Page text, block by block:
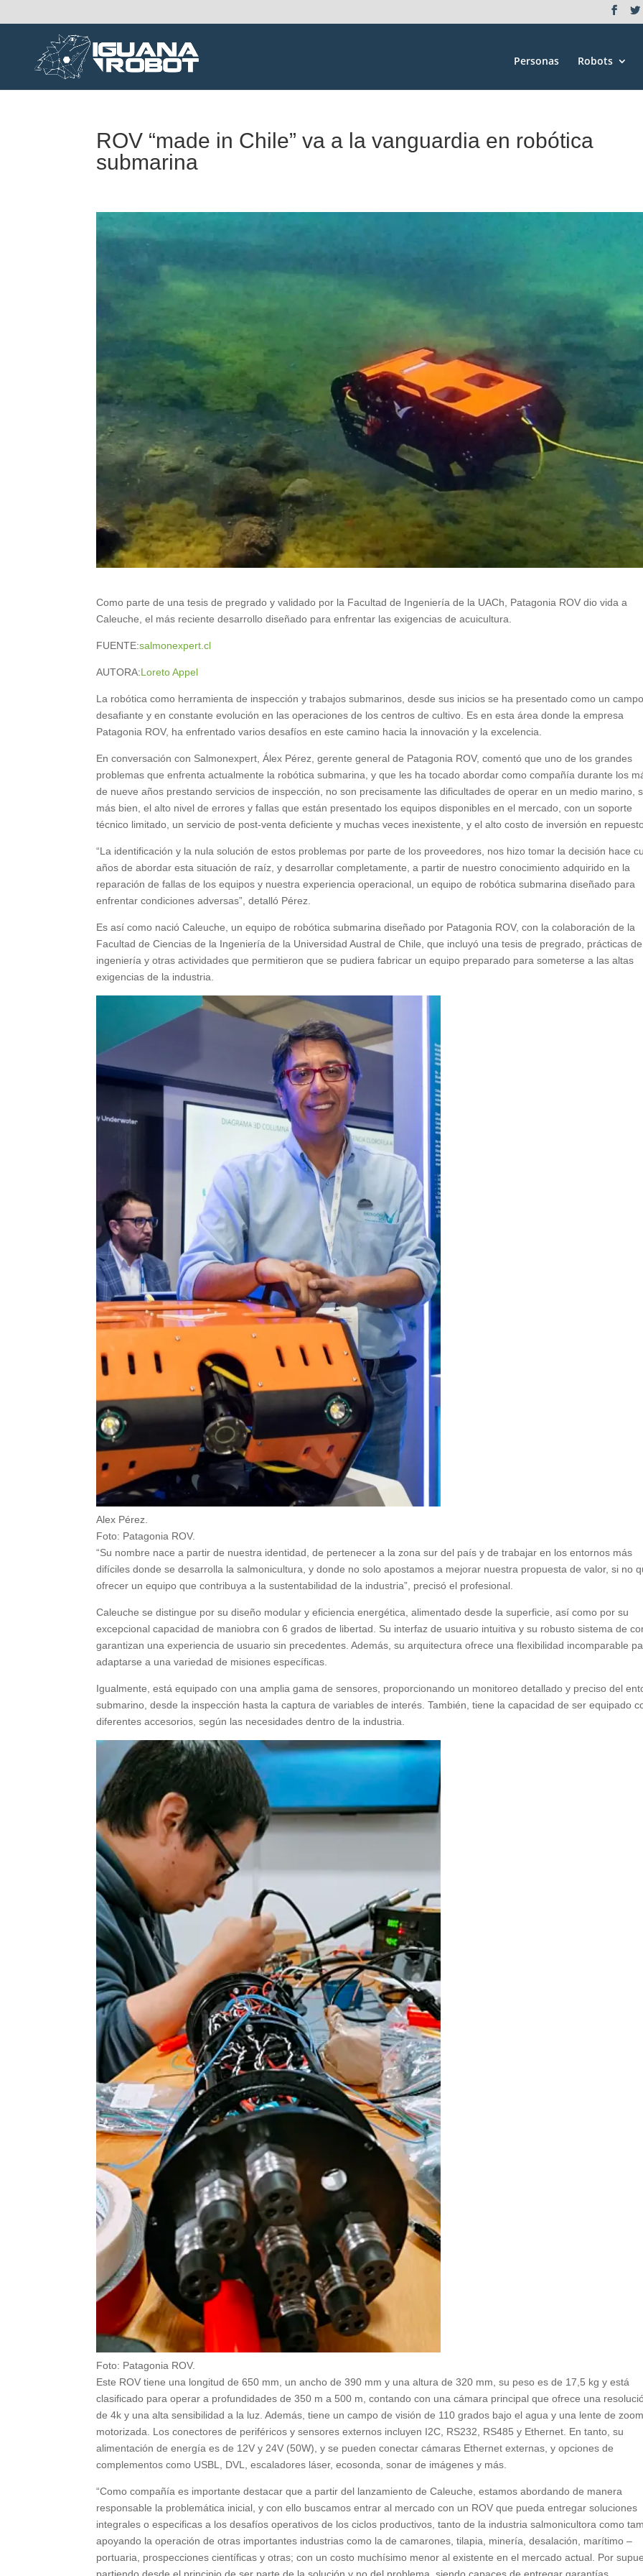
Personas Robots
ROV “made in Chile” va a la vanguardia en robótica
submarina
Como parte de una tesis de pregrado y validado por la Facultad de Ingeniería de la UACh, Patagonia ROV dio vida a
Caleuche, el más reciente desarrollo diseñado para enfrentar las exigencias de acuicultura.
FUENTE:salmonexpert.cl
AUTORA:Loreto Appel
La robótica como herramienta de inspección y trabajos submarinos, desde sus inicios se ha presentado como un
desafiante y en constante evolución en las operaciones de los centros de cultivo. Es en esta área donde la empresa
Patagonia ROV, ha enfrentado varios desafíos en este camino hacia la innovación y la excelencia.
En conversación con Salmonexpert, Álex Pérez, gerente general de Patagonia ROV, comentó que uno de los grandes
problemas que enfrenta actualmente la robótica submarina, y que les ha tocado abordar como compañía durante los
de nueve años prestando servicios de inspección, no son precisamente las dificultades de operar en un medio marino,
más bien, el alto nivel de errores y fallas que están presentado los equipos disponibles en el mercado, con un soporte
técnico limitado, un servicio de post-venta deficiente y muchas veces inexistente, y el alto costo de inversión en
“La identificación y la nula solución de estos problemas por parte de los proveedores, nos hizo tomar la decisión hace
años de abordar esta situación de raíz, y desarrollar completamente, a partir de nuestro conocimiento adquirido en la
reparación de fallas de los equipos y nuestra experiencia operacional, un equipo de robótica submarina diseñado para
enfrentar condiciones adversas”, detalló Pérez.
Es así como nació Caleuche, un equipo de robótica submarina diseñado por Patagonia ROV, con la colaboración de la
Facultad de Ciencias de la Ingeniería de la Universidad Austral de Chile, que incluyó una tesis de pregrado, prácticas de
ingeniería y otras actividades que permitieron que se pudiera fabricar un equipo preparado para someterse a las altas
exigencias de la industria.
Alex Pérez.
Foto: Patagonia ROV.
“Su nombre nace a partir de nuestra identidad, de pertenecer a la zona sur del país y de trabajar en los entornos más
difíciles donde se desarrolla la salmonicultura, y donde no solo apostamos a mejorar nuestra propuesta de valor, si no
ofrecer un equipo que contribuya a la sustentabilidad de la industria”, precisó el profesional.
Caleuche se distingue por su diseño modular y eficiencia energética, alimentado desde la superficie, así como por su
excepcional capacidad de maniobra con 6 grados de libertad. Su interfaz de usuario intuitiva y su robusto sistema de
garantizan una experiencia de usuario sin precedentes. Además, su arquitectura ofrece una flexibilidad incomparable
adaptarse a una variedad de misiones específicas.
Igualmente, está equipado con una amplia gama de sensores, proporcionando un monitoreo detallado y preciso del
submarino, desde la inspección hasta la captura de variables de interés. También, tiene la capacidad de ser equipado
diferentes accesorios, según las necesidades dentro de la industria.
Foto: Patagonia ROV.
Este ROV tiene una longitud de 650 mm, un ancho de 390 mm y una altura de 320 mm, su peso es de 17,5 kg y está
clasificado para operar a profundidades de 350 m a 500 m, contando con una cámara principal que ofrece una
de 4k y una alta sensibilidad a la luz. Además, tiene un campo de visión de 110 grados bajo el agua y una lente de
motorizada. Los conectores de periféricos y sensores externos incluyen I2C, RS232, RS485 y Ethernet. En tanto, su
alimentación de energía es de 12V y 24V (50W), y se pueden conectar cámaras Ethernet externas, y opciones de
complementos como USBL, DVL, escaladores láser, ecosonda, sonar de imágenes y más.
“Como compañía es importante destacar que a partir del lanzamiento de Caleuche, estamos abordando de manera
responsable la problemática inicial, y con ello buscamos entrar al mercado con un ROV que pueda entregar soluciones
integrales o especificas a los desafíos operativos de los ciclos productivos, tanto de la industria salmonicultora como
apoyando la operación de otras importantes industrias como la de camarones, tilapia, minería, desalación, marítimo –
portuaria, prospecciones científicas y otras; con un costo muchísimo menor al existente en el mercado actual. Por
partiendo desde el principio de ser parte de la solución y no del problema, siendo capaces de entregar garantías